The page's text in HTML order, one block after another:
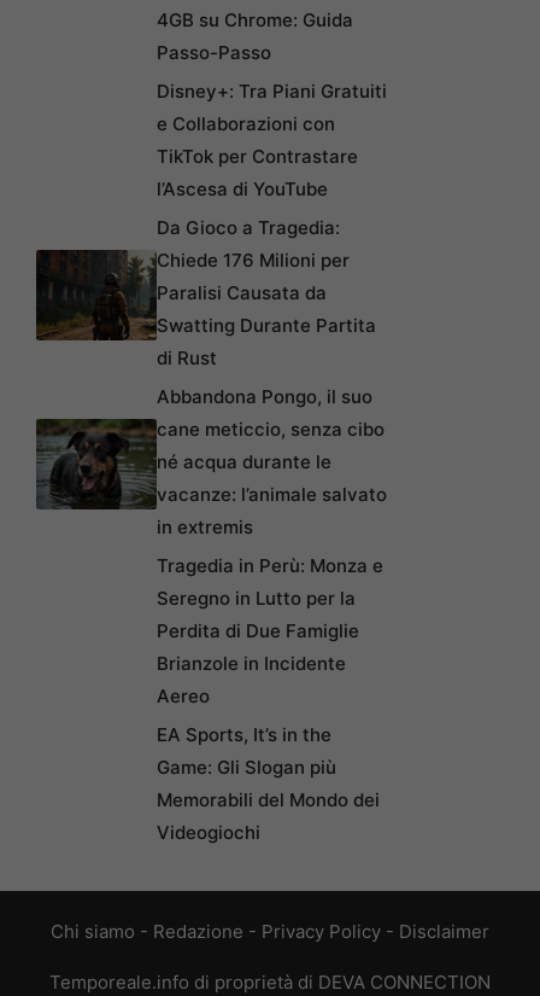
4GB su Chrome: Guida
Passo-Passo
Disney+: Tra Piani Gratuiti
e Collaborazioni con
TikTok per Contrastare
l’Ascesa di YouTube
Da Gioco a Tragedia:
Chiede 176 Milioni per
Paralisi Causata da
Swatting Durante Partita
di Rust
Abbandona Pongo, il suo
cane meticcio, senza cibo
né acqua durante le
vacanze: l’animale salvato
in extremis
Tragedia in Perù: Monza e
Seregno in Lutto per la
Perdita di Due Famiglie
Brianzole in Incidente
Aereo
EA Sports, It’s in the
Game: Gli Slogan più
Memorabili del Mondo dei
Videogiochi
Chi siamo - Redazione - Privacy Policy - Disclaimer
Temporeale.info di proprietà di DEVA CONNECTION